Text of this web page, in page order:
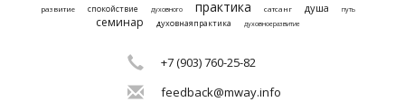
развитие спокойствие духовного практика сатсанг душа путь
семинар духовнаяпрактика духовноеразвитие
+7 (903) 760-25-82
feedback@mway.info